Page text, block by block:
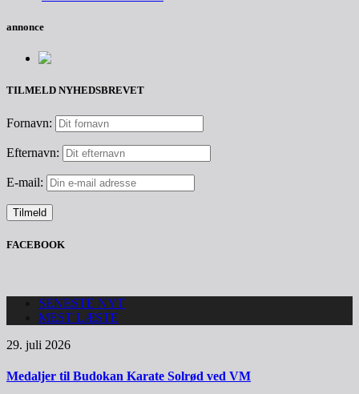
annonce
TILMELD NYHEDSBREVET
Fornavn:
Efternavn:
E-mail:
FACEBOOK
SENESTE NYT
MEST LÆSTE
29. juli 2026
Medaljer til Budokan Karate Solrød ved VM